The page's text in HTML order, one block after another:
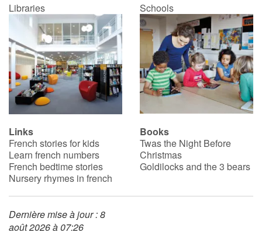
Libraries Schools
Links
French stories for kids
Learn french numbers
French bedtime stories
Nursery rhymes in french
Books
Twas the Night Before
Christmas
Goldilocks and the 3 bears
Dernière mise à jour : 8
août 2026 à 07:26